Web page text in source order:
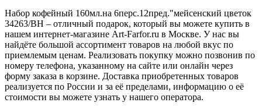
Набор кофейный 160мл.на 6перс.12пред."мейсенский цветок
34263/BH – отличный подарок, который вы можете купить в
нашем интернет-магазине Art-Farfor.ru в Москве. У нас вы
найдёте большой ассортимент товаров на любой вкус по
приемлемым ценам. Реализовать покупку можно позвонив по
номеру телефона, указанному на сайте или онлайн через
форму заказа в корзине. Доставка приобретенных товаров
реализуется по России и за её пределами, информацию о её
стоимости вы можете узнать у нашего оператора.